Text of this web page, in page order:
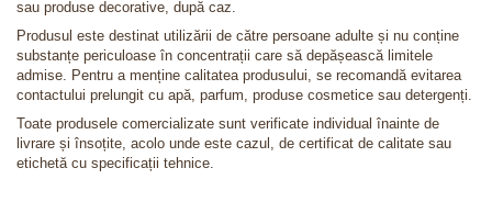
sau produse decorative, după caz.
Produsul este destinat utilizării de către persoane adulte și nu conține
substanțe periculoase în concentrații care să depășească limitele
admise. Pentru a menține calitatea produsului, se recomandă evitarea
contactului prelungit cu apă, parfum, produse cosmetice sau detergenți.
Toate produsele comercializate sunt verificate individual înainte de
livrare și însoțite, acolo unde este cazul, de certificat de calitate sau
etichetă cu specificații tehnice.